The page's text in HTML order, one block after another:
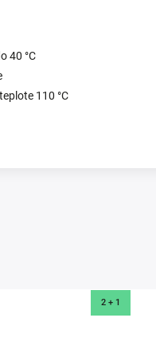
40 °C
110 °C
2 + 1